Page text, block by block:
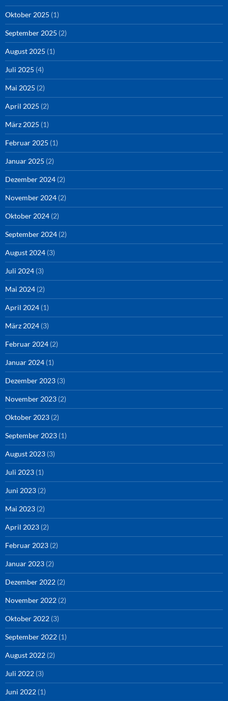
Oktober 2025 (1)
September 2025 (2)
August 2025 (1)
Juli 2025 (4)
Mai 2025 (2)
April 2025 (2)
März 2025 (1)
Februar 2025 (1)
Januar 2025 (2)
Dezember 2024 (2)
November 2024 (2)
Oktober 2024 (2)
September 2024 (2)
August 2024 (3)
Juli 2024 (3)
Mai 2024 (2)
April 2024 (1)
März 2024 (3)
Februar 2024 (2)
Januar 2024 (1)
Dezember 2023 (3)
November 2023 (2)
Oktober 2023 (2)
September 2023 (1)
August 2023 (3)
Juli 2023 (1)
Juni 2023 (2)
Mai 2023 (2)
April 2023 (2)
Februar 2023 (2)
Januar 2023 (2)
Dezember 2022 (2)
November 2022 (2)
Oktober 2022 (3)
September 2022 (1)
August 2022 (2)
Juli 2022 (3)
Juni 2022 (1)